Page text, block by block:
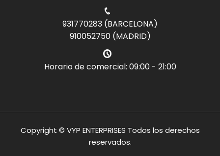
931770283 (BARCELONA)
910052750 (MADRID)
Horario de comercial: 09:00 - 21:00
Copyright © VYP ENTERPRISES Todos los derechos
reservados.